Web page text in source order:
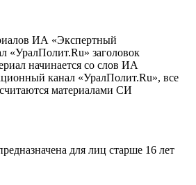
ИА «Экспертный
«УралПолит.Ru» заголовок
начинается со слов ИА
канал «УралПолит.Ru», все
материалами СИ
для лиц старше 16 лет